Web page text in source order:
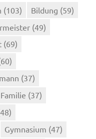
(103) Bildung (59)
(49)
(69)
(37)
Familie (37)
Gymnasium (47)